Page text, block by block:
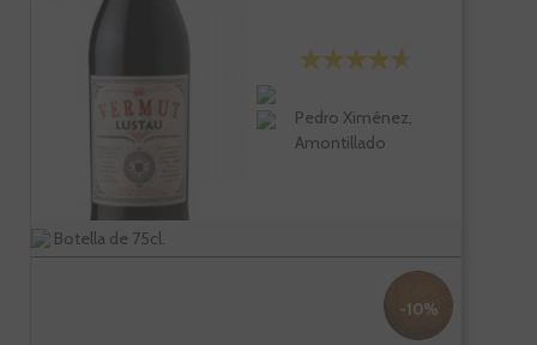
Pedro Ximénez,
Amontillado
Botella de 75cl.
-10%